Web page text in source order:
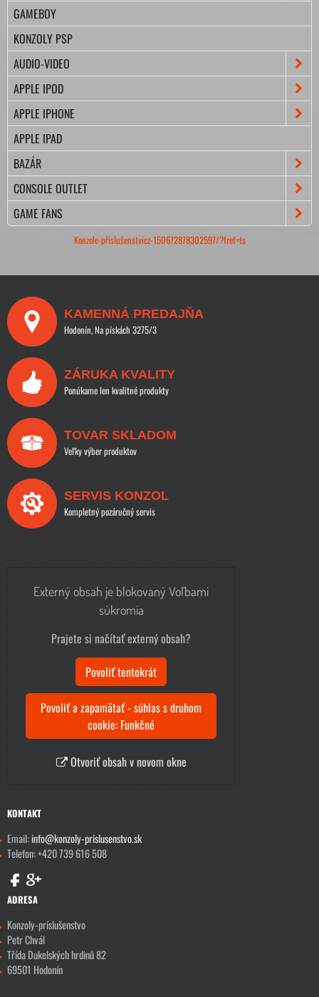
GAMEBOY
KONZOLY PSP
AUDIO-VIDEO
APPLE IPOD
APPLE IPHONE
APPLE IPAD
BAZÁR
CONSOLE OUTLET
GAME FANS
Konzole-příslušenstvícz-150672878302597/?fref=ts
KAMENNÁ PREDAJŇA
Hodonín, Na pískách 3275/3
ZÁRUKA KVALITY
Ponúkame len kvalitné produkty
TOVAR SKLADOM
Veľky výber produktov
SERVIS KONZOL
Kompletný pozáručný servis
Externý obsah je blokovaný Voľbami
súkromia
Prajete si načítať externý obsah?
Povoliť tentokrát
Povoliť a zapamätať - súhlas s druhom
cookie: Funkčné
Otvoriť obsah v novom okne
KONTAKT
Email:info@konzoly-prislusenstvo.sk
Telefon: +420 739 616 508
ADRESA
Konzoly-príslušenstvo
Petr Chvál
Třída Dukelských hrdinů 82
69501 Hodonín